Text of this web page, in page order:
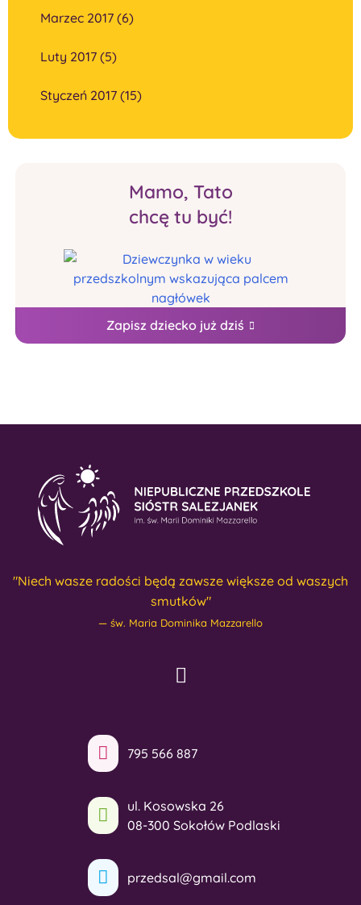
Marzec 2017 (6)
Luty 2017 (5)
Styczeń 2017 (15)
Mamo, Tato
chcę tu być!
Zapisz dziecko już dziś
"Niech wasze radości będą zawsze większe od waszych
smutków"
św. Maria Dominika Mazzarello
795 566 887
ul. Kosowska 26
08-300 Sokołów Podlaski
przedsal@gmail.com